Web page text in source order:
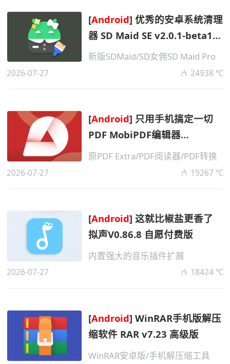
[Android] 优秀的安卓系统清理
器 SD Maid SE v2.0.1-beta1
高级版
新版SDMaid/SD女佣SD Maid Pro
2026-07-27 24938 ℃
[Android] 只用手机搞定一切
PDF MobiPDF编辑器
v11.16.270612 高级版
原PDF Extra/PDF阅读器/PDF转换
2026-07-27 19267 ℃
[Android] 这就比椒盐更香了
拟声V0.86.8 自愿付费版
内置强大的音乐插件扩展
2026-07-27 18424 ℃
[Android] WinRAR手机版解压
缩软件 RAR v7.23 高级版
WinRAR安卓版/手机解压缩工具